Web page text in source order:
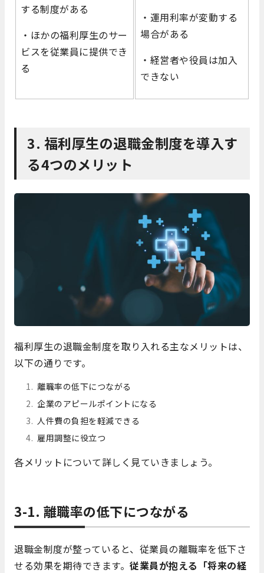
する制度がある
・ほかの福利厚生のサー
ビスを従業員に提供でき
る
・運用利率が変動する
場合がある
・経営者や役員は加入
できない
3. 福利厚生の退職金制度を導入す
る4つのメリット
福利厚生の退職金制度を取り入れる主なメリットは、
以下の通りです。
離職率の低下につながる
企業のアピールポイントになる
人件費の負担を軽減できる
雇用調整に役立つ
各メリットについて詳しく見ていきましょう。
3-1. 離職率の低下につながる
退職金制度が整っていると、従業員の離職率を低下さ
せる効果を期待できます。 従業員が抱える「将来の経